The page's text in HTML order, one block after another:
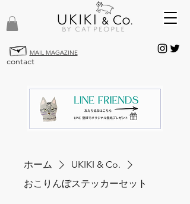
MAIL MAGAZINE
contact
ホーム
UKIKI & Co.
おこりんぼステッカーセット